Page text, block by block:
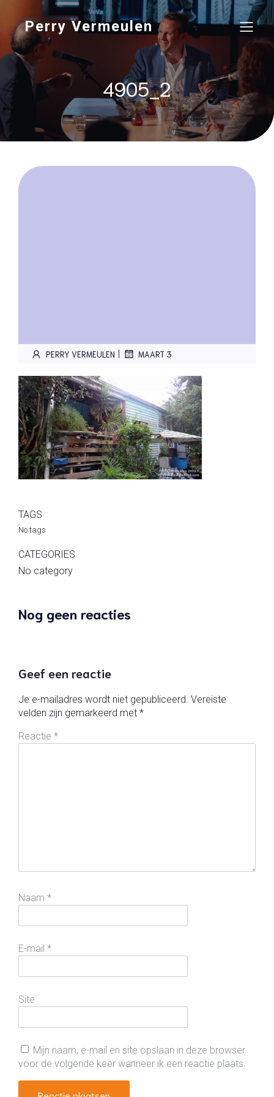
Perry Vermeulen
4905_2
PERRY VERMEULEN | MAART 3
TAGS
No tags
CATEGORIES
No category
Nog geen reacties
Geef een reactie
Je e-mailadres wordt niet gepubliceerd. Vereiste
velden zijn gemarkeerd met *
Reactie *
Naam *
E-mail *
Site
Mijn naam, e-mail en site opslaan in deze browser
voor de volgende keer wanneer ik een reactie plaats.